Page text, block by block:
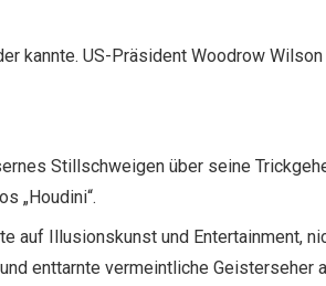
kannte. US-Präsident Woodrow
Stillschweigen über seine
„Houdini“.
auf Illusionskunst und Entertainment,
enttarnte vermeintliche Geisterseher